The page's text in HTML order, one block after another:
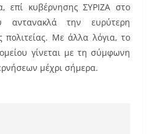
επί κυβέρνησης ΣΥΡΙΖΑ στο
αντανακλά την ευρύτερη
πολιτείας. Με άλλα λόγια, το
γίνεται με τη σύμφωνη
μέχρι σήμερα.